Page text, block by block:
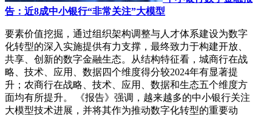
告：近8成中小银行“非常关注”大模型
要素价值挖掘，通过组织架构调整与人才体系建设为数字
化转型的深入实施提供有力支撑，最终致力于构建开放、
共享、创新的数字金融生态。从结构特征看，城商行在战
略、技术、应用、数据四个维度得分较2024年有显著提
升；农商行在战略、技术、应用、数据和生态五个维度方
面均有所提升。 《报告》强调，越来越多的中小银行关注
大模型技术进展，并将其作为推动数字化转型的重要动